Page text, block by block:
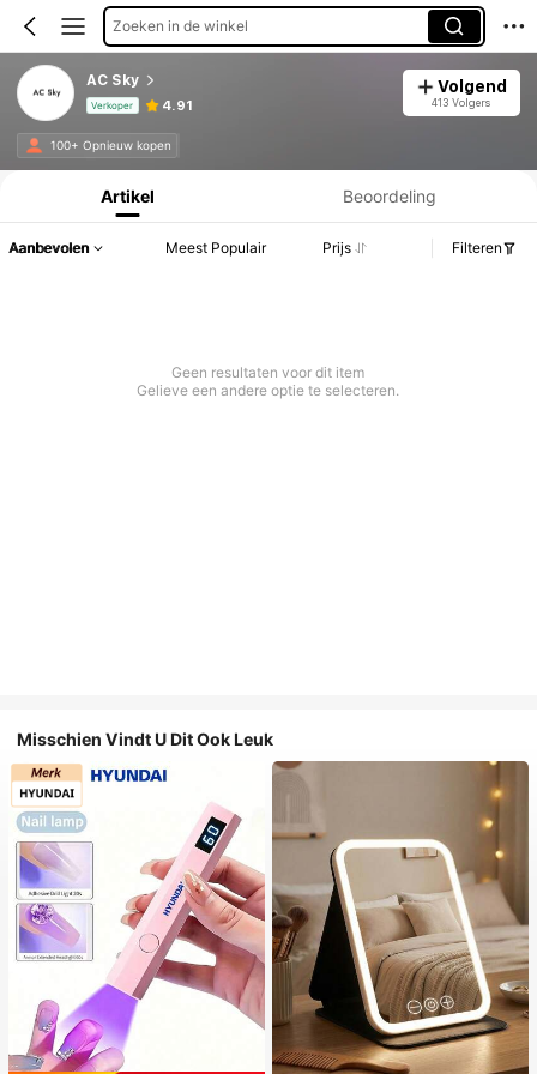
Zoeken in de winkel
AC Sky
Verkoper 4.91
Volgend
413 Volgers
100+ Opnieuw kopen
Productinformatie: Prijsopenbaring, Verkoop- en Voorraadgegevens.
Artikel Beoordeling
Aanbevolen Meest Populair Prijs Filteren
Geen resultaten voor dit item
Gelieve een andere optie te selecteren.
Misschien Vindt U Dit Ook Leuk